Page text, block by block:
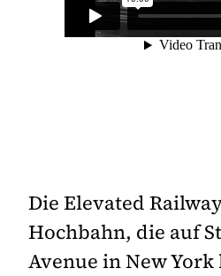
Die Elevated
Hochbahn, die auf
Avenue in New